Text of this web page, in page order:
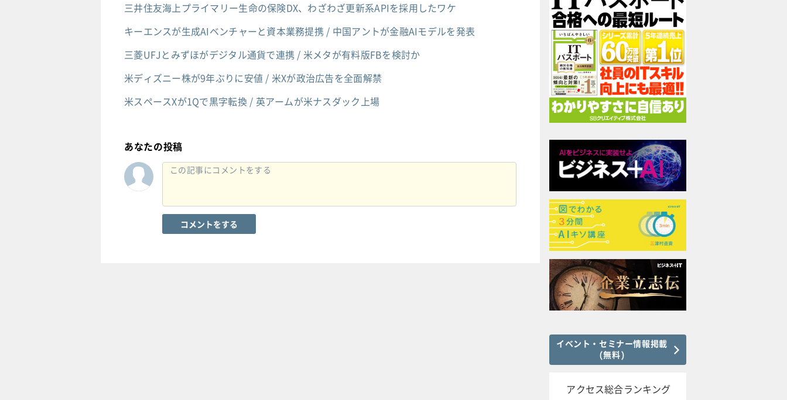
三井住友海上プライマリー生命の保険DX、わざわざ更新系APIを採用したワケ
キーエンスが生成AIベンチャーと資本業務提携 / 中国アントが金融AIモデルを発表
三菱UFJとみずほがデジタル通貨で連携 / 米メタが有料版FBを検討か
米ディズニー株が9年ぶりに安値 / 米Xが政治広告を全面解禁
米スペースXが1Qで黒字転換 / 英アームが米ナスダック上場
あなたの投稿
コメントをする
イベント・セミナー情報掲載
(無料)
アクセス総合ランキング